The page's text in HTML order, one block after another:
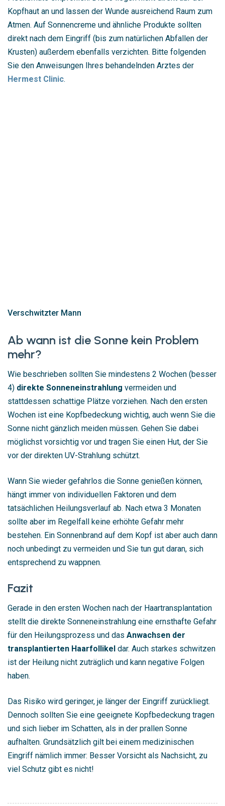
Kopfhaut an und lassen der Wunde ausreichend Raum zum
Atmen. Auf Sonnencreme und ähnliche Produkte sollten
direkt nach dem Eingriff (bis zum natürlichen Abfallen der
Krusten) außerdem ebenfalls verzichten. Bitte folgenden
Sie den Anweisungen Ihres behandelnden Arztes der
Hermest Clinic.
Verschwitzter Mann
Ab wann ist die Sonne kein Problem
mehr?
Wie beschrieben sollten Sie mindestens 2 Wochen (besser
4) direkte Sonneneinstrahlung vermeiden und
stattdessen schattige Plätze vorziehen. Nach den ersten
Wochen ist eine Kopfbedeckung wichtig, auch wenn Sie die
Sonne nicht gänzlich meiden müssen. Gehen Sie dabei
möglichst vorsichtig vor und tragen Sie einen Hut, der Sie
vor der direkten UV-Strahlung schützt.
Wann Sie wieder gefahrlos die Sonne genießen können,
hängt immer von individuellen Faktoren und dem
tatsächlichen Heilungsverlauf ab. Nach etwa 3 Monaten
sollte aber im Regelfall keine erhöhte Gefahr mehr
bestehen. Ein Sonnenbrand auf dem Kopf ist aber auch dann
noch unbedingt zu vermeiden und Sie tun gut daran, sich
entsprechend zu wappnen.
Fazit
Gerade in den ersten Wochen nach der Haartransplantation
stellt die direkte Sonneneinstrahlung eine ernsthafte Gefahr
für den Heilungsprozess und das Anwachsen der
transplantierten Haarfollikel dar. Auch starkes schwitzen
ist der Heilung nicht zuträglich und kann negative Folgen
haben.
Das Risiko wird geringer, je länger der Eingriff zurückliegt.
Dennoch sollten Sie eine geeignete Kopfbedeckung tragen
und sich lieber im Schatten, als in der prallen Sonne
aufhalten. Grundsätzlich gilt bei einem medizinischen
Eingriff nämlich immer: Besser Vorsicht als Nachsicht, zu
viel Schutz gibt es nicht!